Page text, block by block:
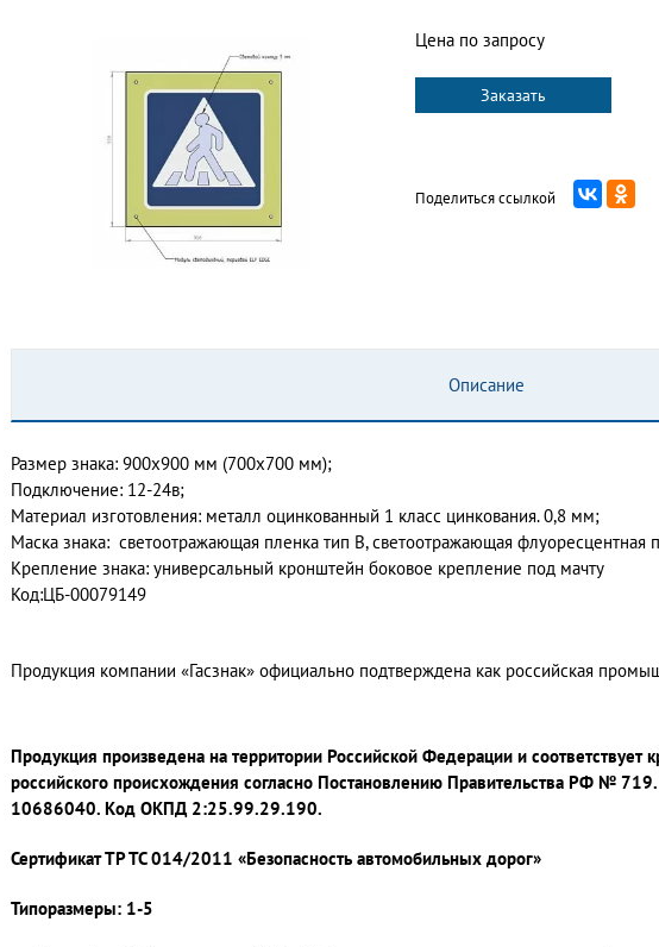
Цена по запросу
Заказать
Поделиться ссылкой
Описание
Размер знака: 900x900 мм (700х700 мм);
Подключение: 12-24в;
Материал изготовления: металл оцинкованный 1 класс цинкования. 0,8 мм;
Маска знака: светоотражающая пленка тип В, светоотражающая флуоресцентная
Крепление знака: универсальный кронштейн боковое крепление под мачту
Код:ЦБ-00079149
Продукция компании «Гасзнак» официально подтверждена как российская
Продукция произведена на территории Российской Федерации и соответствует
российского происхождения согласно Постановлению Правительства РФ №
10686040. Код ОКПД 2:25.99.29.190.
Сертификат ТР ТС 014/2011 «Безопасность автомобильных дорог»
Типоразмеры: 1-5